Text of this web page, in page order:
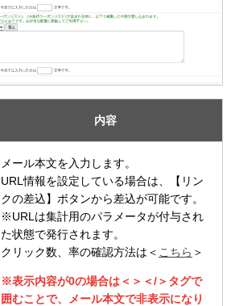
内容
メール本文を入力します。
URL情報を設定している場合は、【リン
クの差込】ボタンから差込が可能です。
※URLは集計用のパラメータが付与され
た状態で発行されます。
クリック数、率の確認方法は＜ こちら ＞
※表示内容が0の場合は＜＞＜/＞タグで
囲むことで、メール本文で非表示になり